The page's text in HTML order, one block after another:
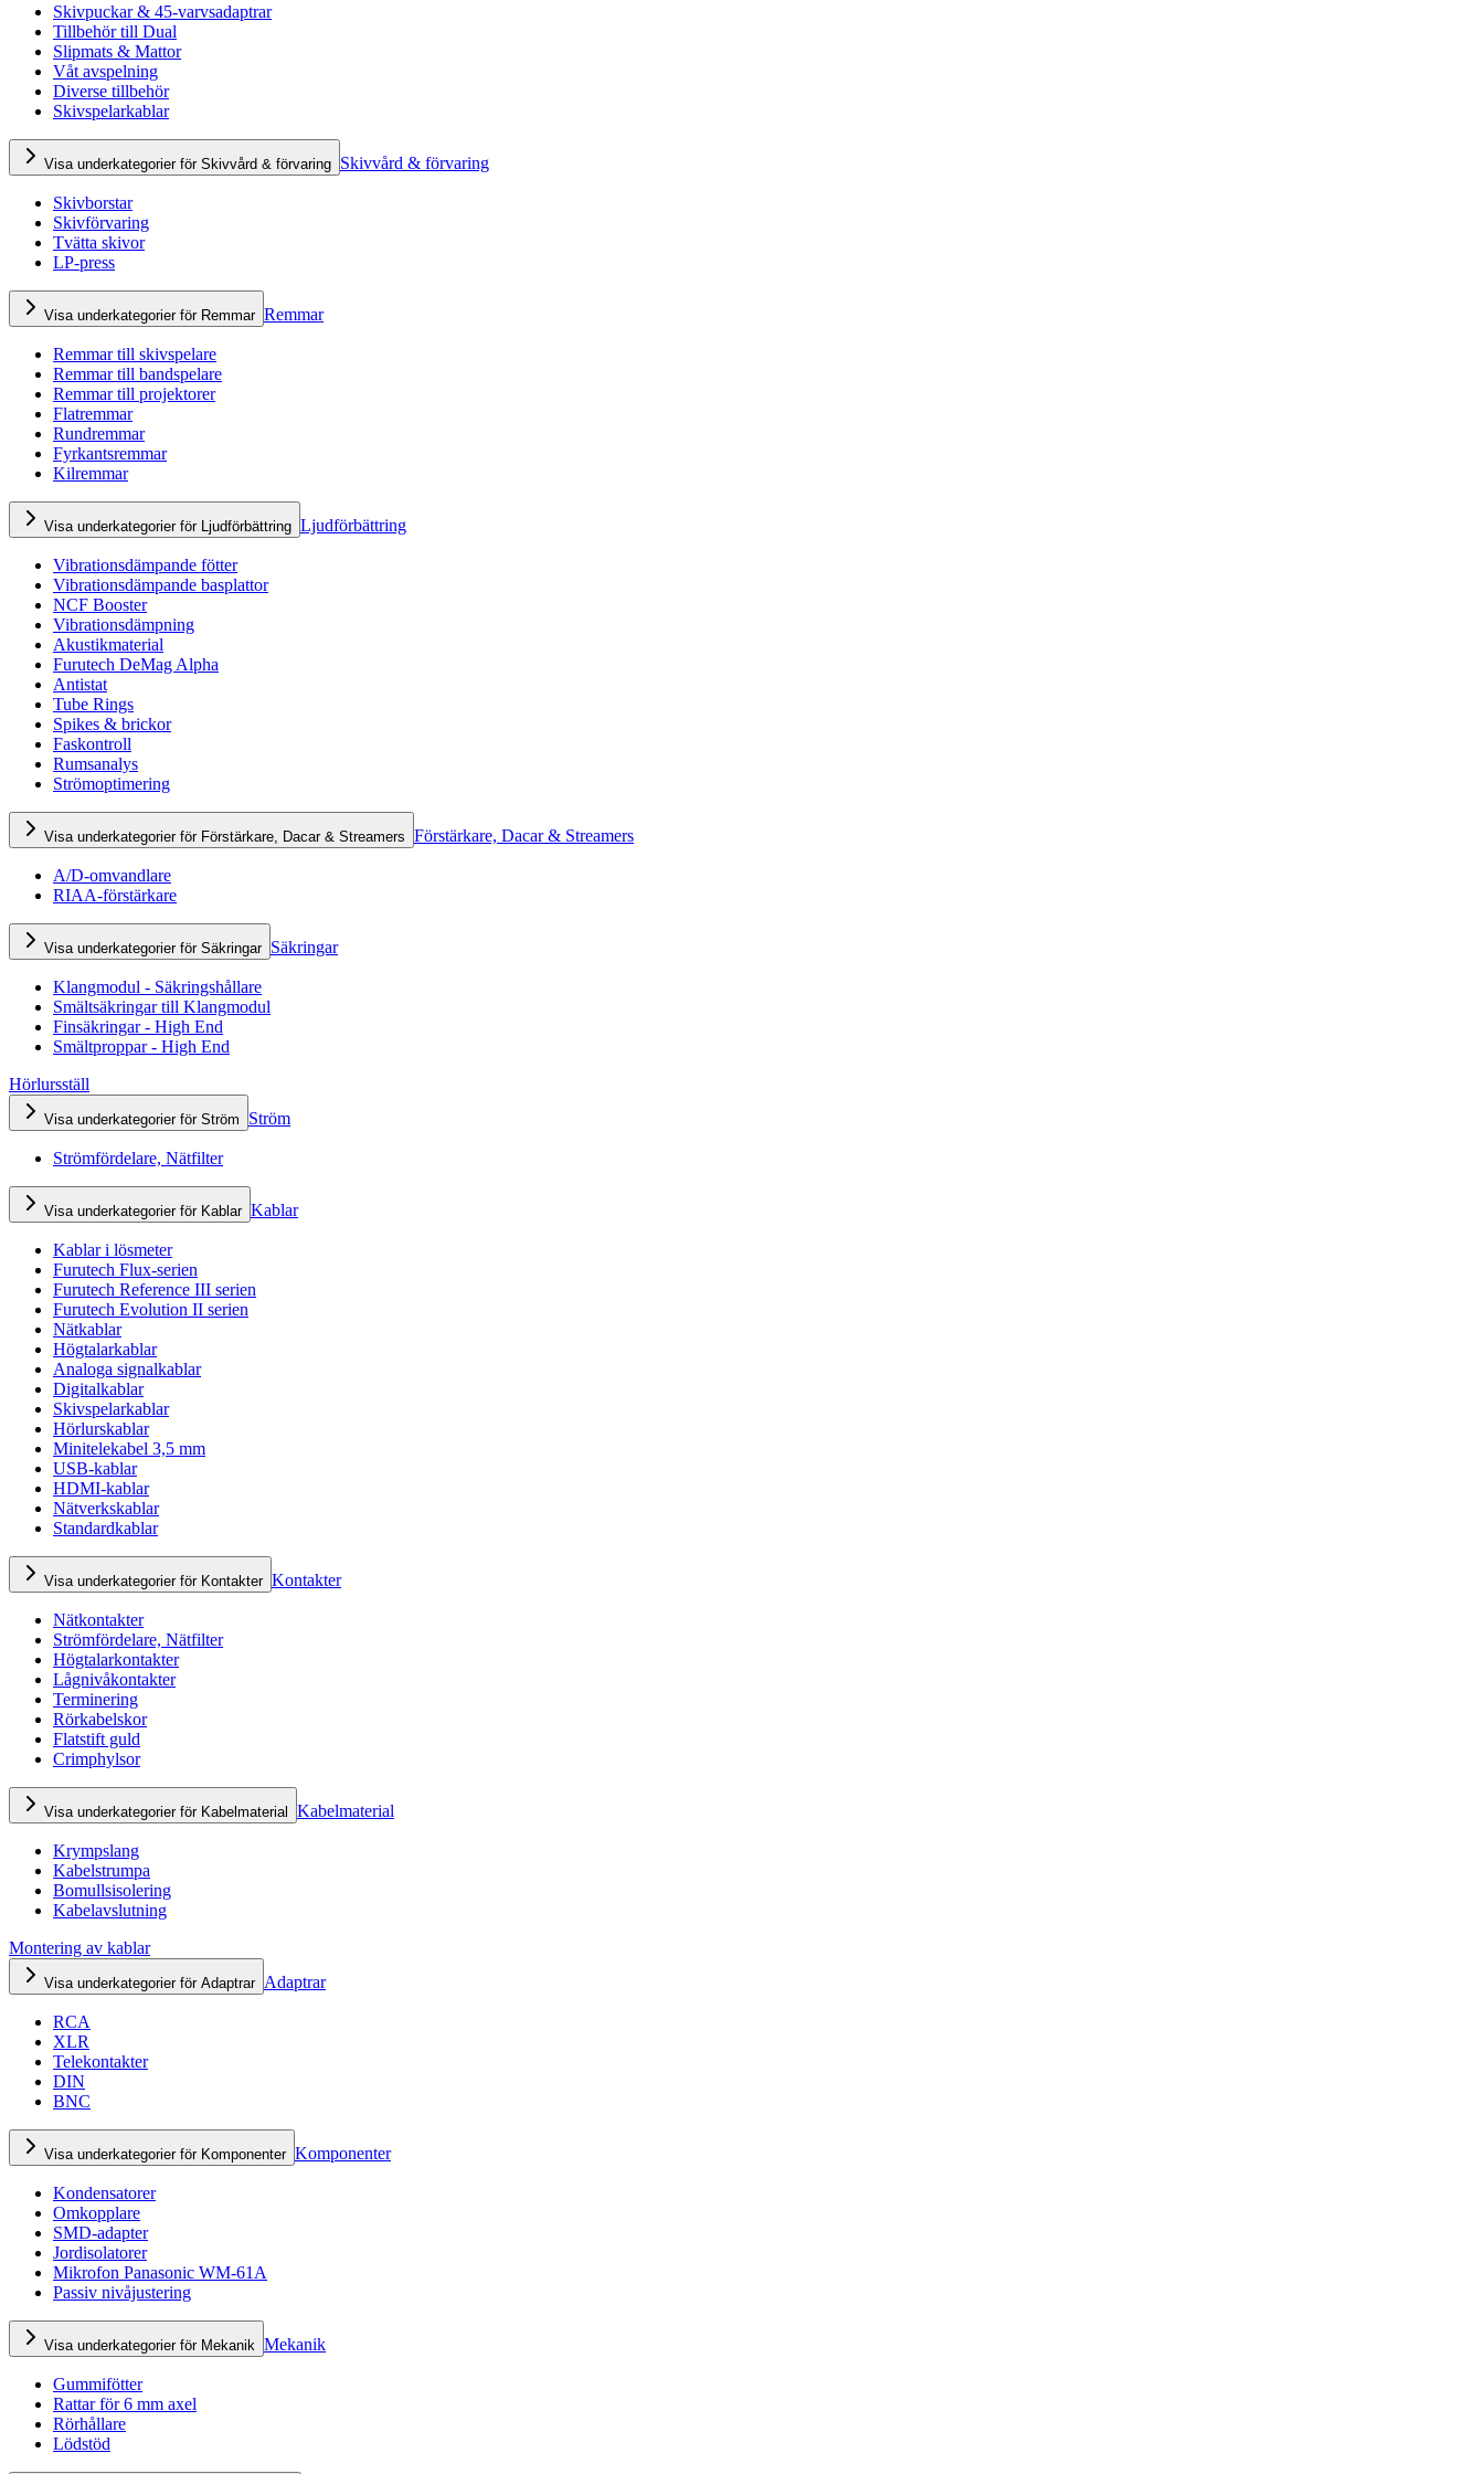
Skivpuckar & 45-varvsadaptrar
Tillbehör till Dual
Slipmats & Mattor
Våt avspelning
Diverse tillbehör
Skivspelarkablar
Visa underkategorier för Skivvård & förvaring Skivvård & förvaring
Skivborstar
Skivförvaring
Tvätta skivor
LP-press
Visa underkategorier för Remmar Remmar
Remmar till skivspelare
Remmar till bandspelare
Remmar till projektorer
Flatremmar
Rundremmar
Fyrkantsremmar
Kilremmar
Visa underkategorier för Ljudförbättring Ljudförbättring
Vibrationsdämpande fötter
Vibrationsdämpande basplattor
NCF Booster
Vibrationsdämpning
Akustikmaterial
Furutech DeMag Alpha
Antistat
Tube Rings
Spikes & brickor
Faskontroll
Rumsanalys
Strömoptimering
Visa underkategorier för Förstärkare, Dacar & Streamers Förstärkare, Dacar & Streamers
A/D-omvandlare
RIAA-förstärkare
Visa underkategorier för Säkringar Säkringar
Klangmodul - Säkringshållare
Smältsäkringar till Klangmodul
Finsäkringar - High End
Smältproppar - High End
Hörlursställ
Visa underkategorier för Ström Ström
Strömfördelare, Nätfilter
Visa underkategorier för Kablar Kablar
Kablar i lösmeter
Furutech Flux-serien
Furutech Reference III serien
Furutech Evolution II serien
Nätkablar
Högtalarkablar
Analoga signalkablar
Digitalkablar
Skivspelarkablar
Hörlurskablar
Minitelekabel 3,5 mm
USB-kablar
HDMI-kablar
Nätverkskablar
Standardkablar
Visa underkategorier för Kontakter Kontakter
Nätkontakter
Strömfördelare, Nätfilter
Högtalarkontakter
Lågnivåkontakter
Terminering
Rörkabelskor
Flatstift guld
Crimphylsor
Visa underkategorier för Kabelmaterial Kabelmaterial
Krympslang
Kabelstrumpa
Bomullsisolering
Kabelavslutning
Montering av kablar
Visa underkategorier för Adaptrar Adaptrar
RCA
XLR
Telekontakter
DIN
BNC
Visa underkategorier för Komponenter Komponenter
Kondensatorer
Omkopplare
SMD-adapter
Jordisolatorer
Mikrofon Panasonic WM-61A
Passiv nivåjustering
Visa underkategorier för Mekanik Mekanik
Gummifötter
Rattar för 6 mm axel
Rörhållare
Lödstöd